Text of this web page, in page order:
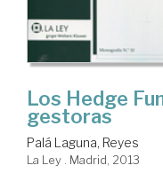
Los Hedge
gestoras
Palá Laguna, Reyes
La Ley . Madrid, 2013